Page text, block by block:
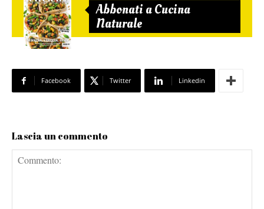
Abbonati a Cucina
Naturale
Facebook Twitter Linkedin
Lascia un commento